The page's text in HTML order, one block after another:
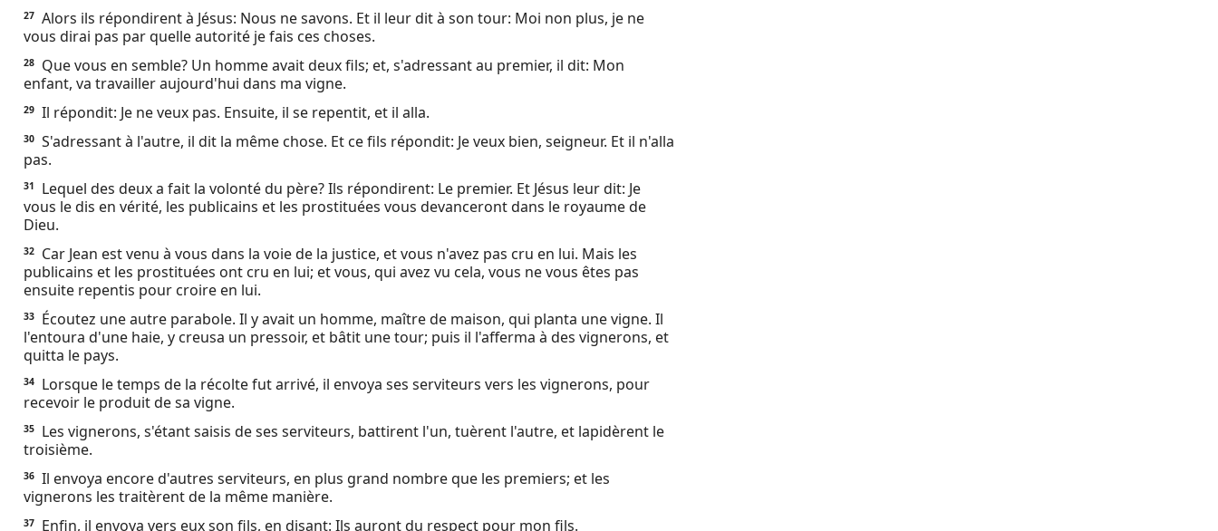
27 Alors ils répondirent à Jésus: Nous ne savons. Et il leur dit à son tour: Moi non plus, je ne
vous dirai pas par quelle autorité je fais ces choses.
28
Que vous en semble? Un homme avait deux fils; et, s'adressant au premier, il dit: Mon
enfant, va travailler aujourd'hui dans ma vigne.
29 Il répondit: Je ne veux pas. Ensuite, il se repentit, et il alla.
30 S'adressant à l'autre, il dit la même chose. Et ce fils répondit: Je veux bien, seigneur. Et il n'alla
pas.
31
Lequel des deux a fait la volonté du père? Ils répondirent: Le premier. Et Jésus leur dit: Je
vous le dis en vérité, les publicains et les prostituées vous devanceront dans le royaume de
Dieu.
32
Car Jean est venu à vous dans la voie de la justice, et vous n'avez pas cru en lui. Mais les
publicains et les prostituées ont cru en lui; et vous, qui avez vu cela, vous ne vous êtes pas
ensuite repentis pour croire en lui.
33
Écoutez une autre parabole. Il y avait un homme, maître de maison, qui planta une vigne. Il
l'entoura d'une haie, y creusa un pressoir, et bâtit une tour; puis il l'afferma à des vignerons, et
quitta le pays.
34
Lorsque le temps de la récolte fut arrivé, il envoya ses serviteurs vers les vignerons, pour
recevoir le produit de sa vigne.
35
Les vignerons, s'étant saisis de ses serviteurs, battirent l'un, tuèrent l'autre, et lapidèrent le
troisième.
36 Il envoya encore d'autres serviteurs, en plus grand nombre que les premiers; et les
vignerons les traitèrent de la même manière.
37 Enfin, il envoya vers eux son fils, en disant: Ils auront du respect pour mon fils.